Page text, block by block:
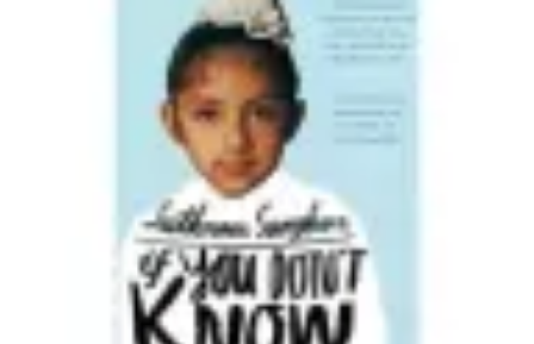
Activités ÉcologiquesChoix et Conseils
Inspiration de
Guides de Voyage
Eco Destinations